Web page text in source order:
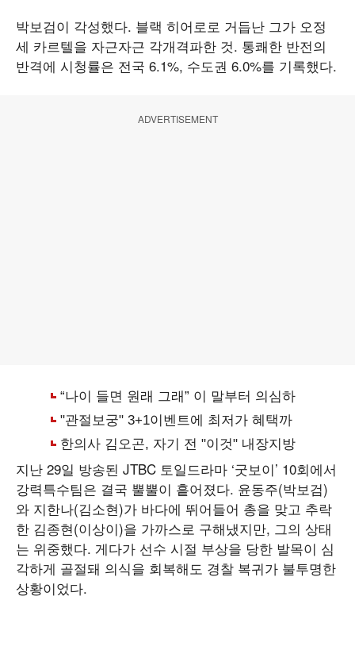
박보검이 각성했다. 블랙 히어로로 거듭난 그가 오정
세 카르텔을 자근자근 각개격파한 것. 통쾌한 반전의
반격에 시청률은 전국 6.1%, 수도권 6.0%를 기록했다.
ADVERTISEMENT
지난 29일 방송된 JTBC 토일드라마 ‘굿보이’ 10회에서
강력특수팀은 결국 뿔뿔이 흩어졌다. 윤동주(박보검)
와 지한나(김소현)가 바다에 뛰어들어 총을 맞고 추락
한 김종현(이상이)을 가까스로 구해냈지만, 그의 상태
는 위중했다. 게다가 선수 시절 부상을 당한 발목이 심
각하게 골절돼 의식을 회복해도 경찰 복귀가 불투명한
상황이었다.